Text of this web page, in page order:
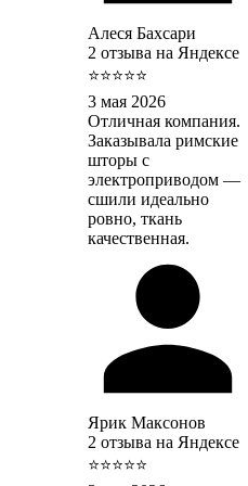
Алеся Бахсари
2 отзыва на Яндексе
⭐⭐⭐⭐⭐
3 мая 2026
Отличная компания.
Заказывала римские
шторы с
электроприводом —
сшили идеально
ровно, ткань
качественная.
Ярик Максонов
2 отзыва на Яндексе
⭐⭐⭐⭐⭐